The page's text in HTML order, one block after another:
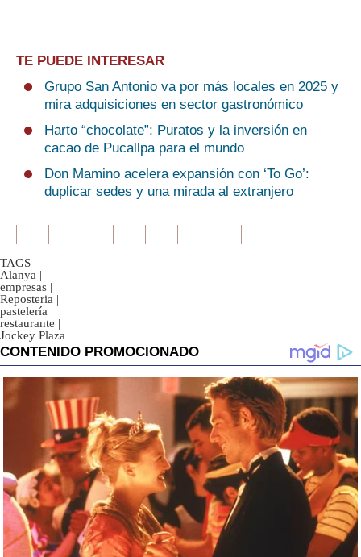
TE PUEDE INTERESAR
Grupo San Antonio va por más locales en 2025 y
mira adquisiciones en sector gastronómico
Harto “chocolate”: Puratos y la inversión en
cacao de Pucallpa para el mundo
Don Mamino acelera expansión con ‘To Go’:
duplicar sedes y una mirada al extranjero
TAGS
Alanya |
empresas |
Reposteria |
pastelería |
restaurante |
Jockey Plaza